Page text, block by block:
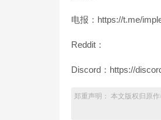
电报：https://t.me/
Reddit：
Discord：https://
郑重声明： 本文版权归原